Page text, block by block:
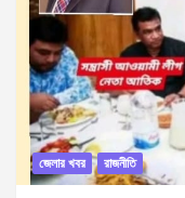
জেলার খবর রাজনীতি